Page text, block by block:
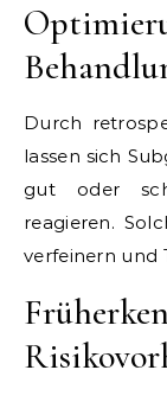
Durch
lassen sich
gut oder
reagieren.
verfeinern und